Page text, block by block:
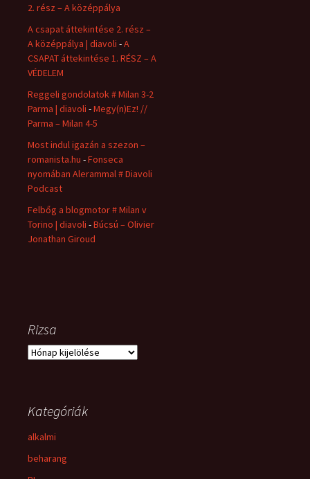
2. rész – A középpálya
A csapat áttekintése 2. rész –
A középpálya | diavoli -A
CSAPAT áttekintése 1. RÉSZ – A
VÉDELEM
Reggeli gondolatok # Milan 3-2
Parma | diavoli -Megy(n)Ez! //
Parma – Milan 4-5
Most indul igazán a szezon –
romanista.hu -Fonseca
nyomában Alerammal # Diavoli
Podcast
Felbőg a blogmotor # Milan v
Torino | diavoli -Búcsú – Olivier
Jonathan Giroud
Rizsa
Rizsa
Kategóriák
alkalmi
beharang